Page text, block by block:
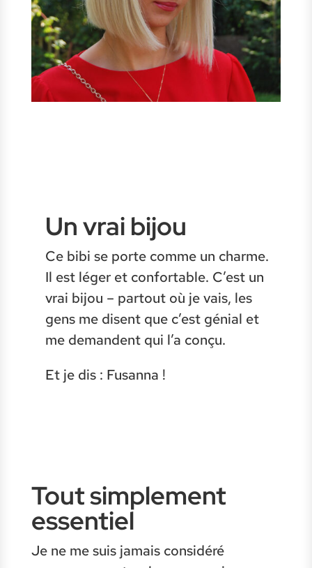
Un vrai bijou
Ce bibi se porte comme un charme.
Il est léger et confortable. C’est un
vrai bijou – partout où je vais, les
gens me disent que c’est génial et
me demandent qui l’a conçu.
Et je dis : Fusanna !
Tout simplement
essentiel
Je ne me suis jamais considéré